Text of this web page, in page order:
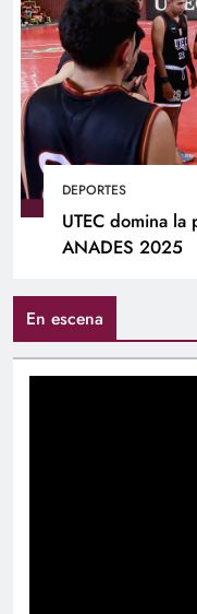
DEPORTES
UTEC domina
ANADES 2025
En escena